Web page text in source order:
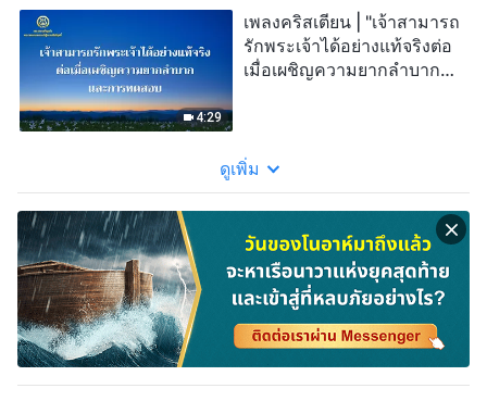
4:29
เพลงคริสเตียน | "เจ้าสามารถ
รักพระเจ้าได้อย่างแท้จริงต่อ
เมื่อเผชิญความยากลำบาก
ดูเพิ่ม